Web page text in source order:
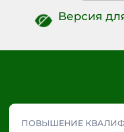
Версия
ПОВЫШЕНИЕ